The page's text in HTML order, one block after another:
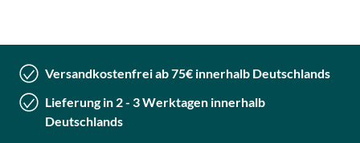
Versandkostenfrei ab 75€ innerhalb Deutschlands
Lieferung in 2 - 3 Werktagen innerhalb
Deutschlands